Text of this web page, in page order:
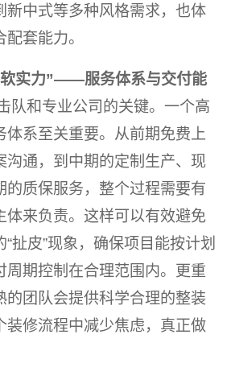
新中式等多种风格需求，也体
套能力。
软实力”——服务体系与交付能
队和专业公司的关键。一个高
体系至关重要。从前期免费上
沟通，到中期的定制生产、现
的质保服务，整个过程需要有
体来负责。这样可以有效避免
扯皮”现象，确保项目能按计划
周期控制在合理范围内。更重
的团队会提供科学合理的整装
装修流程中减少焦虑，真正做